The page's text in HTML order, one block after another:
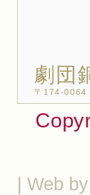
劇団
〒174-0064
| Web